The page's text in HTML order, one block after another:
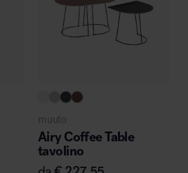
muuto
Airy Coffee Table
tavolino